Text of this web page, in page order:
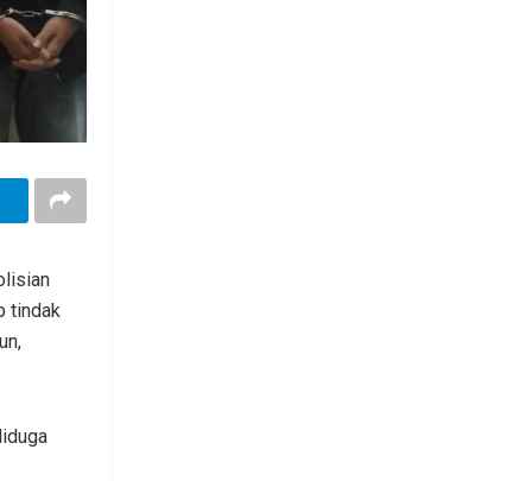
tindak